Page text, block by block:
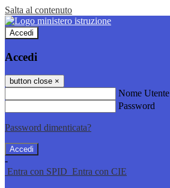
Salta al contenuto
Accedi
Accedi
button close ×
Nome Utente
Password
Password dimenticata?
-
Entra con SPID Entra con CIE